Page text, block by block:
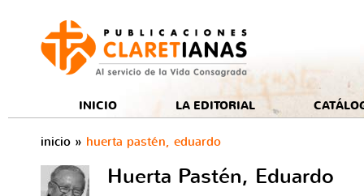
INICIO LA EDITORIAL
inicio » huerta pastén, eduardo
Huerta Pastén, Eduardo